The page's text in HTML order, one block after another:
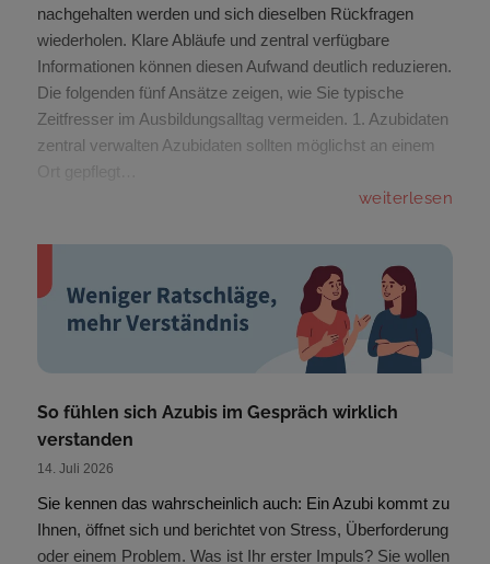
nachgehalten werden und sich dieselben Rückfragen
wiederholen. Klare Abläufe und zentral verfügbare
Informationen können diesen Aufwand deutlich reduzieren.
Die folgenden fünf Ansätze zeigen, wie Sie typische
Zeitfresser im Ausbildungsalltag vermeiden. 1. Azubidaten
zentral verwalten Azubidaten sollten möglichst an einem
weiterlesen
So fühlen sich Azubis im Gespräch wirklich
verstanden
14. Juli 2026
Sie kennen das wahrscheinlich auch: Ein Azubi kommt zu
Ihnen, öffnet sich und berichtet von Stress, Überforderung
oder einem Problem. Was ist Ihr erster Impuls? Sie wollen